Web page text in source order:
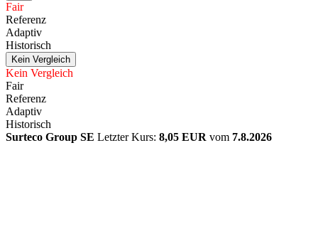
Fair
Referenz
Adaptiv
Historisch
Kein Vergleich
Kein Vergleich
Fair
Referenz
Adaptiv
Historisch
Surteco Group SE Letzter Kurs: 8,05 EUR vom 7.8.2026